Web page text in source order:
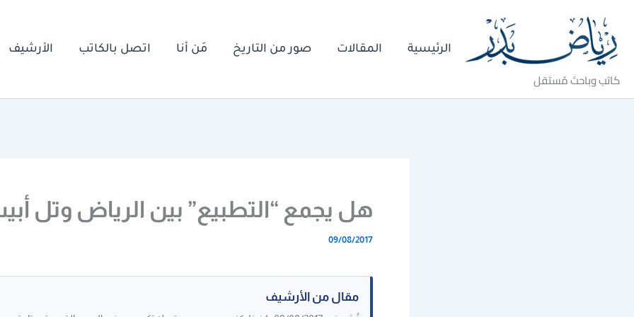
المحتوى
كاتب وباحث مُستقل
الرئيسية المقالات صور من التاريخ مَن أنا اتصل بالكاتب الأرشيف
هل يجمع “التطبيع” بين الرياض وتل
09/08/2017
مقال من الأرشيف